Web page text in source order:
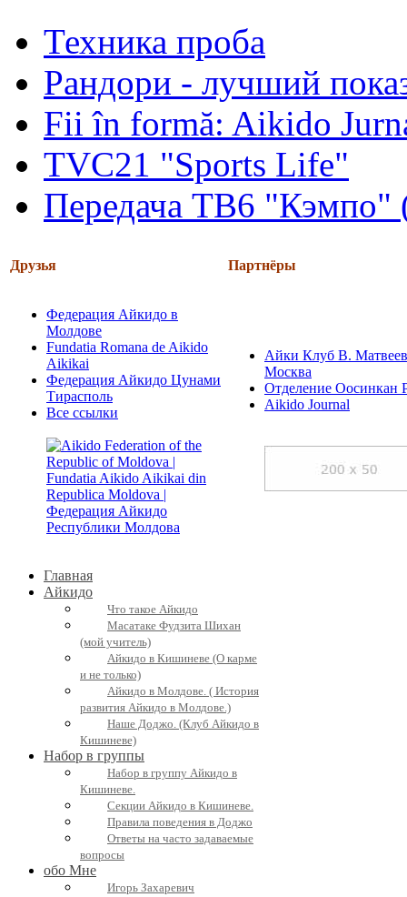
Техника проба
Рандори - лучший
Fii în formă: Aikido
TVC21 "Sports Life"
Передача ТВ6 "Кэмпо"
Друзья Партнёры
Федерация Айкидо в
Молдове
Fundatia Romana de Aikido
Aikikai
Федерация Айкидо Цунами
Тирасполь
Все ссылки
Айки Клуб В.
Москва
Отделение Оосинкан
Aikido Journal
Главная
Айкидо
Что такое Айкидо
Масатаке Фудзита Шихан
(мой учитель)
Айкидо в Кишиневе (О карме
и не только)
Айкидо в Молдове. ( История
развития Айкидо в Молдове.)
Наше Доджо. (Клуб Айкидо в
Кишиневе)
Набор в группы
Набор в группу Айкидо в
Кишиневе.
Секции Айкидо в Кишиневе.
Правила поведения в Доджо
Ответы на часто задаваемые
вопросы
обо Мне
Игорь Захаревич